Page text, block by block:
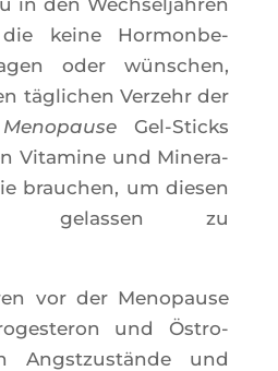
keine Hor­mon­be­
oder wün­schen,
tägli­chen Ver­zehr der
Gel-Sticks
Vita­mine und Mine­ra­
brau­chen, um die­sen
gelas­sen zu
vor der Meno­pause
und Östro­
Ang­st­zustände und